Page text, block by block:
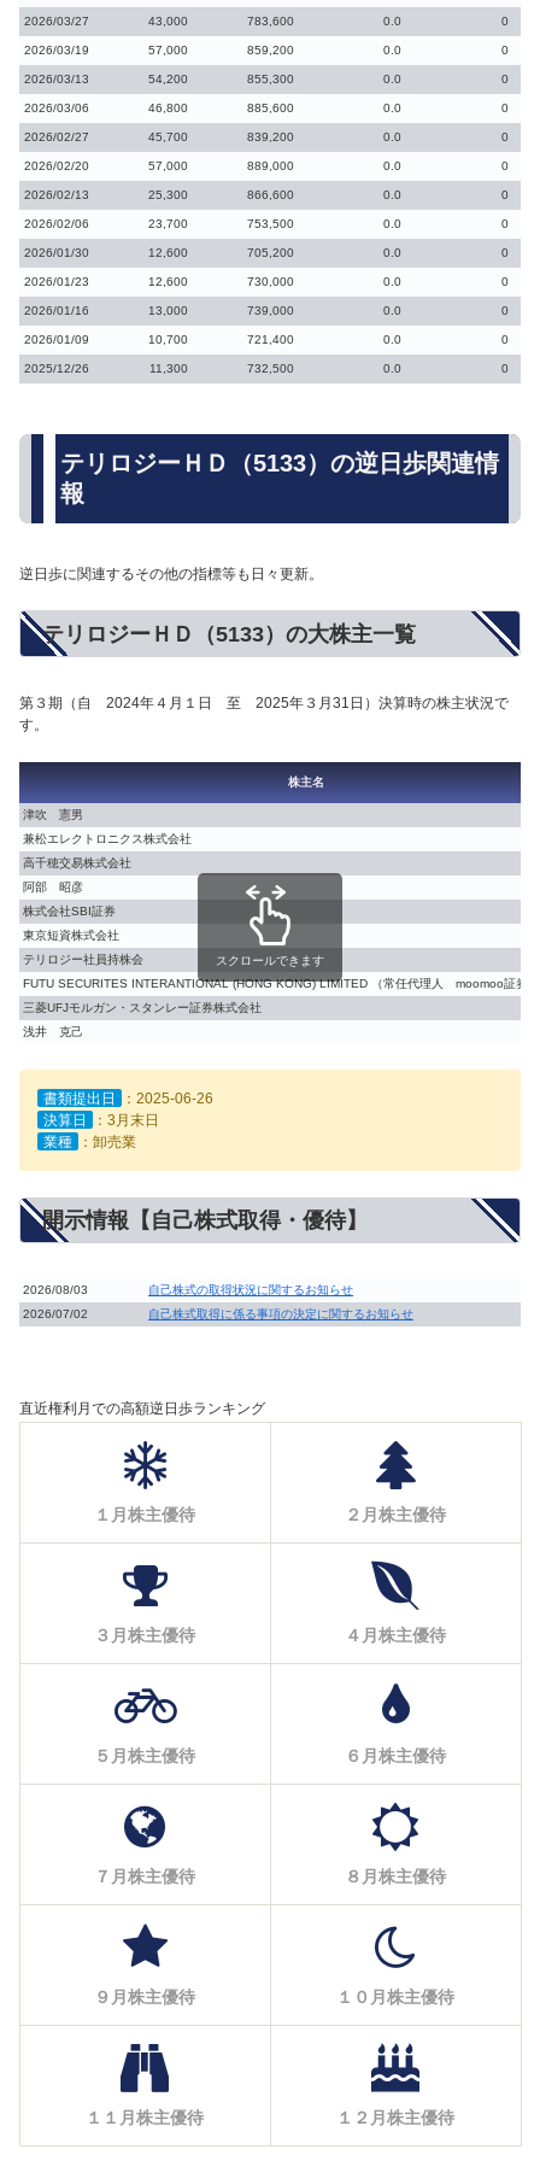
2026/03/27 43,000 783,600 0.0 0
2026/03/19 57,000 859,200 0.0 0
2026/03/13 54,200 855,300 0.0 0
2026/03/06 46,800 885,600 0.0 0
2026/02/27 45,700 839,200 0.0 0
2026/02/20 57,000 889,000 0.0 0
2026/02/13 25,300 866,600 0.0 0
2026/02/06 23,700 753,500 0.0 0
2026/01/30 12,600 705,200 0.0 0
2026/01/23 12,600 730,000 0.0 0
2026/01/16 13,000 739,000 0.0 0
2026/01/09 10,700 721,400 0.0 0
2025/12/26 11,300 732,500 0.0 0
テリロジーＨＤ（5133）の逆日歩関連情
報
逆日歩に関連するその他の指標等も日々更新。
テリロジーＨＤ（5133）の大株主一覧
第３期（自 2024年４月１日 至 2025年３月31日）決算時の株主状況で
す。
株主名
津吹 憲男
兼松エレクトロニクス株式会社
高千穂交易株式会社
阿部 昭彦
株式会社SBI証券
東京短資株式会社
テリロジー社員持株会
FUTU SECURITES INTERANTIONAL (HONG KONG) LIMITED （常任代理人 moomoo証券
三菱UFJモルガン・スタンレー証券株式会社
浅井 克己
スクロールできます
書類提出日
：2025-06-26
決算日
：3月末日
業種
：卸売業
開示情報【自己株式取得・優待】
2026/08/03
自己株式の取得状況に関するお知らせ
2026/07/02
自己株式取得に係る事項の決定に関するお知らせ
直近権利月での高額逆日歩ランキング
１月株主優待 ２月株主優待
３月株主優待 ４月株主優待
５月株主優待 ６月株主優待
７月株主優待 ８月株主優待
９月株主優待 １０月株主優待
１１月株主優待 １２月株主優待